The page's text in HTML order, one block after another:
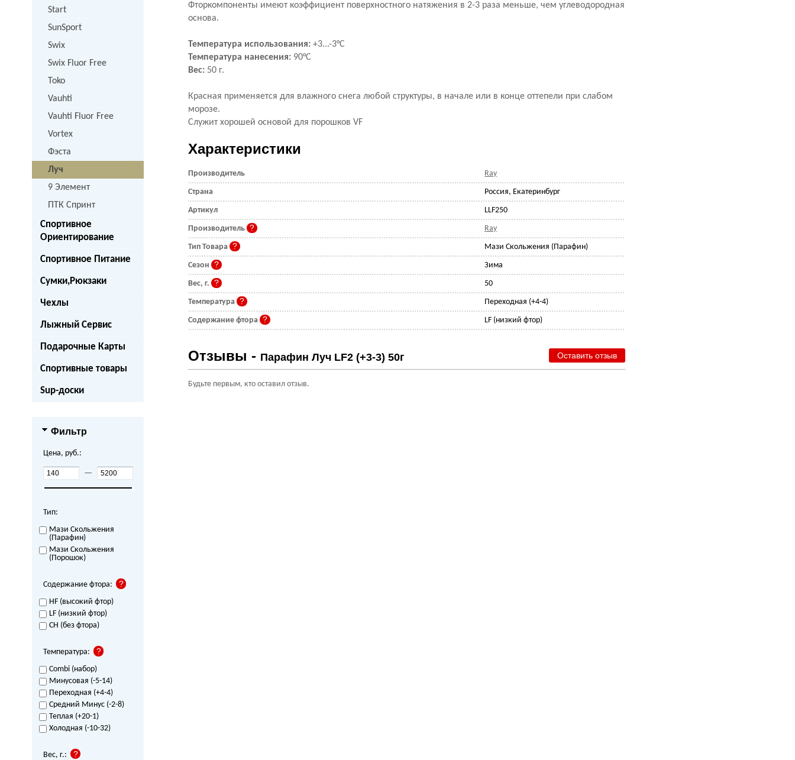
Start
SunSport
Swix
Swix Fluor Free
Toko
Vauhti
Vauhti Fluor Free
Vortex
Фэста
Луч
9 Элемент
ПТК Спринт
Спортивное
Ориентирование
Спортивное Питание
Сумки,Рюкзаки
Чехлы
Лыжный Сервис
Подарочные Карты
Спортивные товары
Sup-доски
Фильтр
Цена, руб.:
—
Тип:
Мази Скольжения
(Парафин)
Мази Скольжения
(Порошок)
Содержание фтора:
HF (высокий фтор)
LF (низкий фтор)
CH (без фтора)
Температура:
Combi (набор)
Минусовая (-5-14)
Переходная (+4-4)
Средний Минус (-2-8)
Теплая (+20-1)
Холодная (-10-32)
Вес, г.:
Фторкомпоненты имеют коэффициент поверхностного натяжения в 2-3 раза меньше, чем углеводородная
основа.
Температура использования: +3...-3°С
Температура нанесения: 90°С
Вес: 50 г.
Красная применяется для влажного снега любой структуры, в начале или в конце оттепели при слабом
морозе.
Служит хорошей основой для порошков VF
Характеристики
Производитель Ray
Страна Россия, Екатеринбург
Артикул LLF250
Производитель Ray
Тип Товара Мази Скольжения (Парафин)
Сезон Зима
Вес, г. 50
Температура Переходная (+4-4)
Содержание фтора LF (низкий фтор)
Отзывы - Парафин Луч LF2 (+3-3) 50г Оставить отзыв
Будьте первым, кто оставил отзыв.